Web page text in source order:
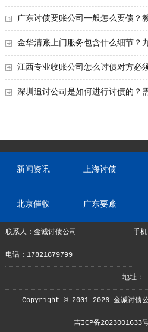
广东讨债要账公司一般怎么要债？
法！
金华清账上门服务包含什么细节？
荐！
江西专业收账公司怎么讨债对方必
深圳追讨公司是如何进行讨债的？
新闻资讯 上海讨债
北京催收 广东要账
联系人：金诚讨债公司 手
电话：17821879799
地址：
Copyright © 2001-2026 金诚讨
吉ICP备2023001633